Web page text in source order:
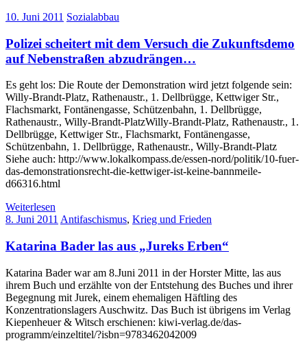
10. Juni 2011 Sozialabbau
Polizei scheitert mit dem Versuch die Zukunftsdemo
auf Nebenstraßen abzudrängen…
Es geht los: Die Route der Demonstration wird jetzt folgende sein:
Willy-Brandt-Platz, Rathenaustr., 1. Dellbrügge, Kettwiger Str.,
Flachsmarkt, Fontänengasse, Schützenbahn, 1. Dellbrügge,
Rathenaustr., Willy-Brandt-PlatzWilly-Brandt-Platz, Rathenaustr., 1.
Dellbrügge, Kettwiger Str., Flachsmarkt, Fontänengasse,
Schützenbahn, 1. Dellbrügge, Rathenaustr., Willy-Brandt-Platz
Siehe auch: http://www.lokalkompass.de/essen-nord/politik/10-fuer-
das-demonstrationsrecht-die-kettwiger-ist-keine-bannmeile-
d66316.html
Weiterlesen
8. Juni 2011 Antifaschismus, Krieg und Frieden
Katarina Bader las aus „Jureks Erben“
Katarina Bader war am 8.Juni 2011 in der Horster Mitte, las aus
ihrem Buch und erzählte von der Entstehung des Buches und ihrer
Begegnung mit Jurek, einem ehemaligen Häftling des
Konzentrationslagers Auschwitz. Das Buch ist übrigens im Verlag
Kiepenheuer & Witsch erschienen: kiwi-verlag.de/das-
programm/einzeltitel/?isbn=9783462042009